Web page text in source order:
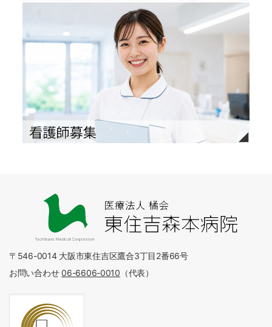
〒546-0014 大阪市東住吉区鷹合3丁目2番66号
お問い合わせ06-6606-0010 （代表）